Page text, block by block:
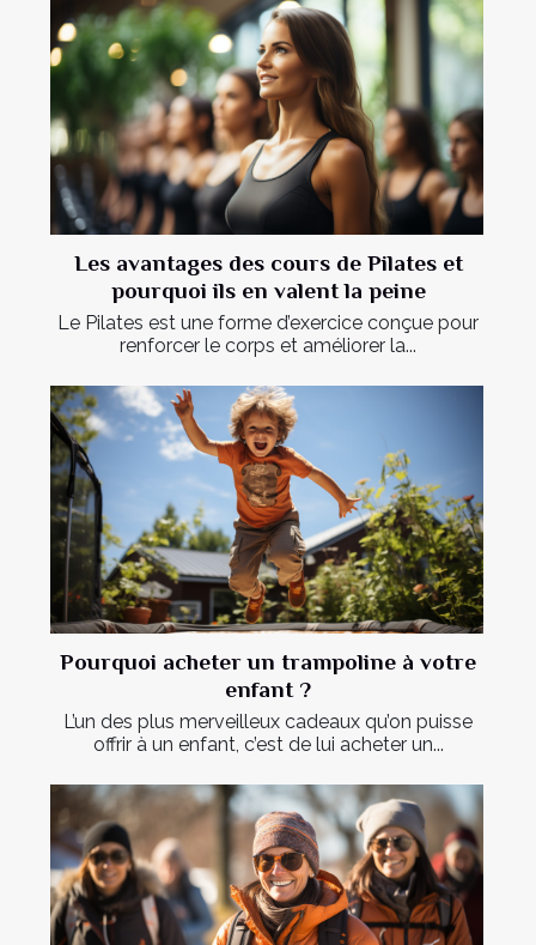
Les avantages des cours de Pilates et
pourquoi ils en valent la peine
Le Pilates est une forme d’exercice conçue pour
renforcer le corps et améliorer la...
Pourquoi acheter un trampoline à votre
enfant ?
L’un des plus merveilleux cadeaux qu’on puisse
offrir à un enfant, c’est de lui acheter un...